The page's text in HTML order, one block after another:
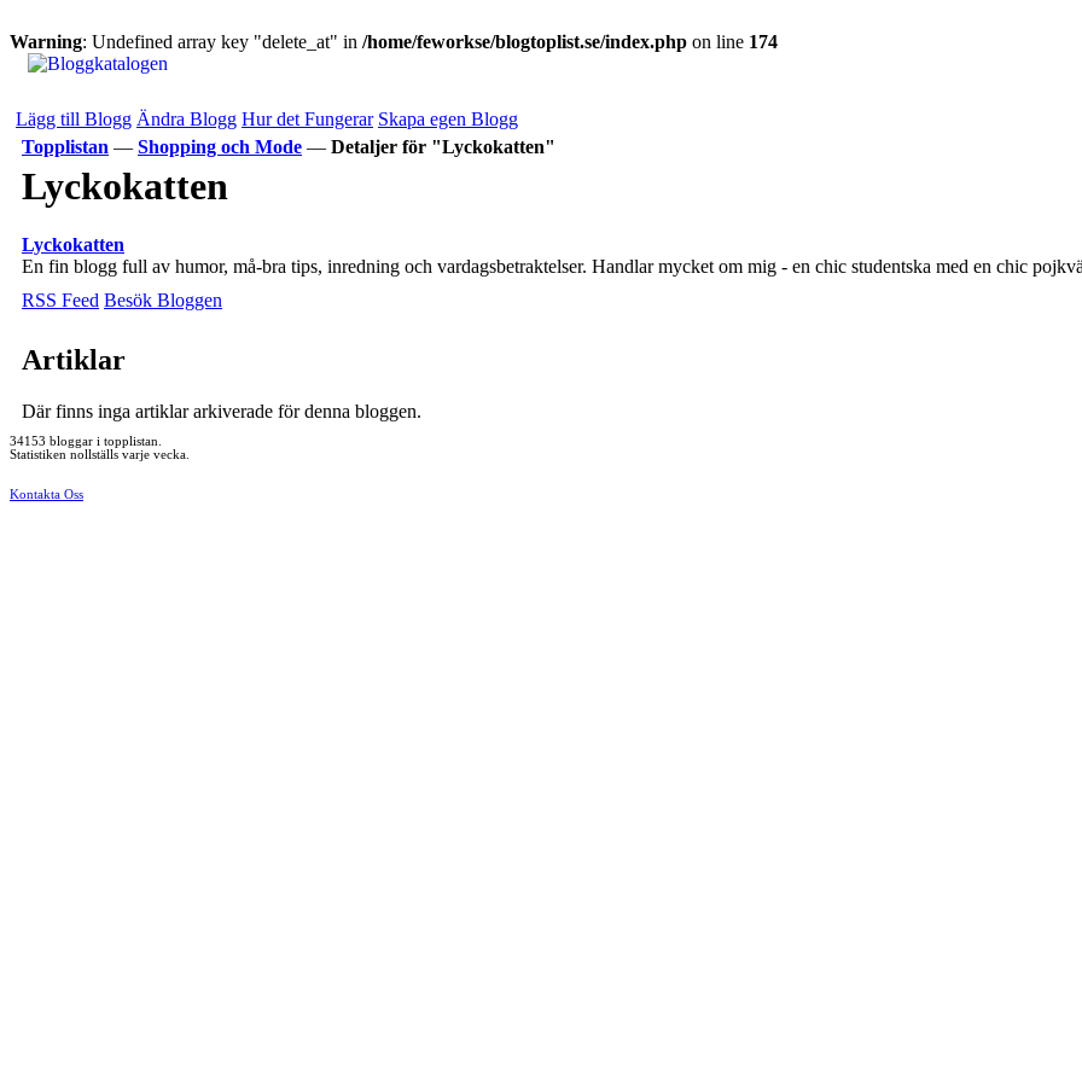
Warning: Undefined array key "delete_at" in /home/feworkse/blogtoplist.se/index.php on line 174
Lägg till Blogg Ändra Blogg Hur det Fungerar Skapa egen Blogg
Topplistan — Shopping och Mode — Detaljer för "Lyckokatten"
Lyckokatten
Lyckokatten
En fin blogg full av humor, må-bra tips, inredning och vardagsbetraktelser. Handlar mycket om mig - en chic studentska med en chic
RSS Feed Besök Bloggen
Artiklar
Där finns inga artiklar arkiverade för denna bloggen.
34153 bloggar i topplistan.
Statistiken nollställs varje vecka.
Kontakta Oss